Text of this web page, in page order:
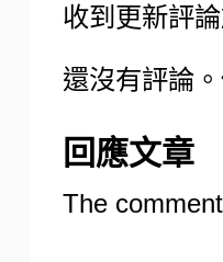
收到更新評
還沒有評論
回應文章
The